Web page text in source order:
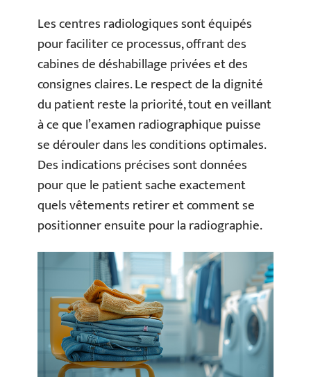
Les centres radiologiques sont équipés
pour faciliter ce processus, offrant des
cabines de déshabillage privées et des
consignes claires. Le respect de la dignité
du patient reste la priorité, tout en veillant
à ce que l’examen radiographique puisse
se dérouler dans les conditions optimales.
Des indications précises sont données
pour que le patient sache exactement
quels vêtements retirer et comment se
positionner ensuite pour la radiographie.